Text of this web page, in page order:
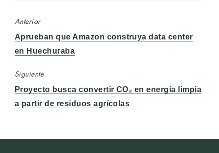
Anterior
Entrada
anterior:
Aprueban que Amazon construya data center
en Huechuraba
Siguiente
Entrada
siguiente:
Proyecto busca convertir CO₂ en energía limpia
a partir de residuos agrícolas